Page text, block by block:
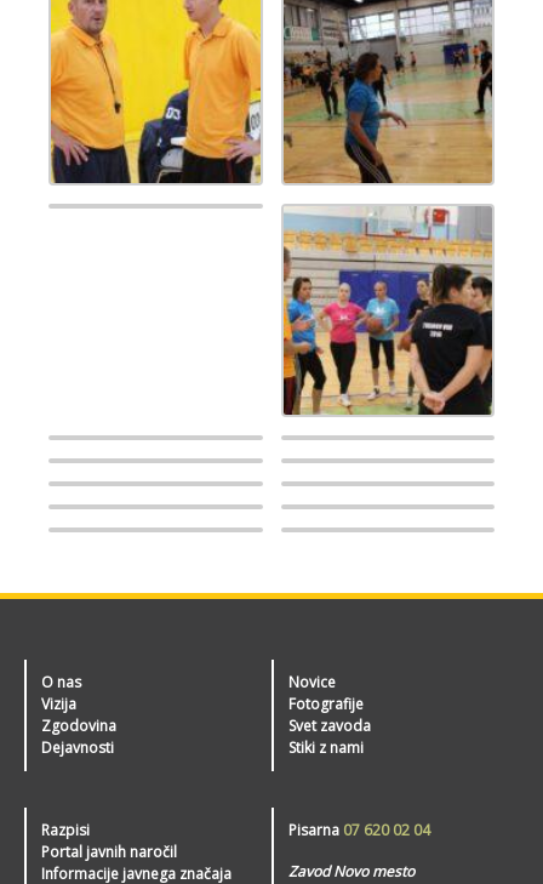
O nas
Vizija
Zgodovina
Dejavnosti
Novice
Fotografije
Svet zavoda
Stiki z nami
Razpisi
Portal javnih naročil
Informacije javnega značaja
Pisarna 07 620 02 04
Zavod Novo mesto